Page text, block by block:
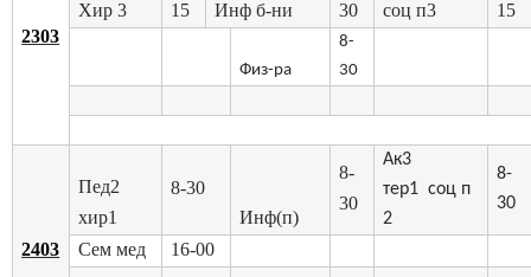
2303
Хир 3 15 Инф б-ни 30 соц п3 15
Физ-ра
8-
30
2403
Пед2
хир1
8-30
Инф(п)
8-
30
Ак3
тер1 соц п
2
8-
30
Сем мед 16-00